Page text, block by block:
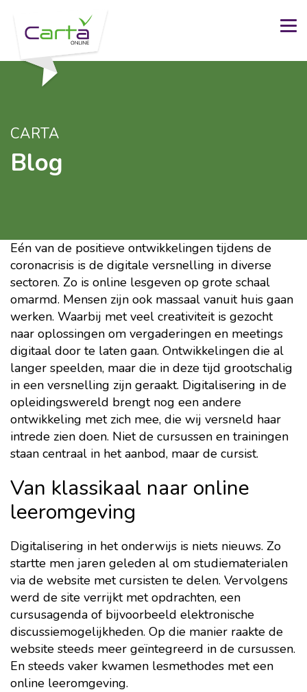
CARTA
Blog
Eén van de positieve ontwikkelingen tijdens de
coronacrisis is de digitale versnelling in diverse
sectoren. Zo is online lesgeven op grote schaal
omarmd. Mensen zijn ook massaal vanuit huis gaan
werken. Waarbij met veel creativiteit is gezocht
naar oplossingen om vergaderingen en meetings
digitaal door te laten gaan. Ontwikkelingen die al
langer speelden, maar die in deze tijd grootschalig
in een versnelling zijn geraakt. Digitalisering in de
opleidingswereld brengt nog een andere
ontwikkeling met zich mee, die wij versneld haar
intrede zien doen. Niet de cursussen en trainingen
staan centraal in het aanbod, maar de cursist.
Van klassikaal naar online
leeromgeving
Digitalisering in het onderwijs is niets nieuws. Zo
startte men jaren geleden al om studiematerialen
via de website met cursisten te delen. Vervolgens
werd de site verrijkt met opdrachten, een
cursusagenda of bijvoorbeeld elektronische
discussiemogelijkheden. Op die manier raakte de
website steeds meer geïntegreerd in de cursussen.
En steeds vaker kwamen lesmethodes met een
online leeromgeving.